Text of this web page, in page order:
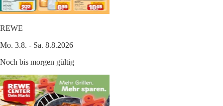
REWE
Mo. 3.8. - Sa. 8.8.2026
Noch bis morgen gültig